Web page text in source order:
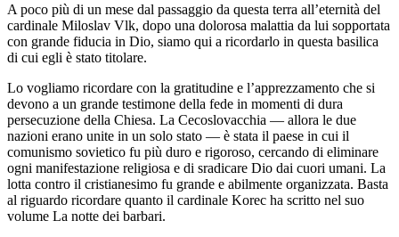
A poco più di un mese dal passaggio da questa terra all’eternità del
cardinale Miloslav Vlk, dopo una dolorosa malattia da lui sopportata
con grande fiducia in Dio, siamo qui a ricordarlo in questa basilica
di cui egli è stato titolare.
Lo vogliamo ricordare con la gratitudine e l’apprezzamento che si
devono a un grande testimone della fede in momenti di dura
persecuzione della Chiesa. La Cecoslovacchia — allora le due
nazioni erano unite in un solo stato — è stata il paese in cui il
comunismo sovietico fu più duro e rigoroso, cercando di eliminare
ogni manifestazione religiosa e di sradicare Dio dai cuori umani. La
lotta contro il cristianesimo fu grande e abilmente organizzata. Basta
al riguardo ricordare quanto il cardinale Korec ha scritto nel suo
volume La notte dei barbari.